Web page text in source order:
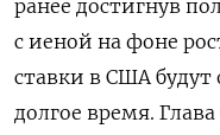
ранее достигнув
с иеной на фоне
ставки в США будут
долгое время.